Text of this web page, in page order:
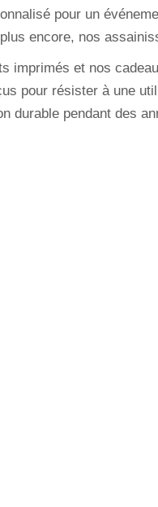
pour un
encore, nos
imprimés et nos
pour résister à une
durable pendant des